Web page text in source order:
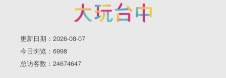
更新日期：2026-08-07
今日浏览：6998
总访客数：24674647